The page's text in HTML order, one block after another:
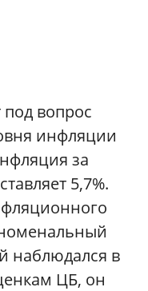
вопрос
инфляции
за
5,7%.
наблюдался в
ЦБ, он